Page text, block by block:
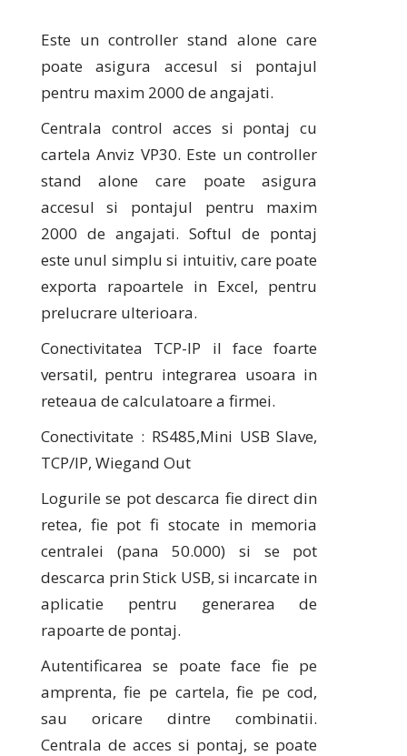
Este un controller stand alone care
poate asigura accesul si pontajul
pentru maxim 2000 de angajati.
Centrala control acces si pontaj cu
cartela Anviz VP30. Este un controller
stand alone care poate asigura
accesul si pontajul pentru maxim
2000 de angajati. Softul de pontaj
este unul simplu si intuitiv, care poate
exporta rapoartele in Excel, pentru
prelucrare ulterioara.
Conectivitatea TCP-IP il face foarte
versatil, pentru integrarea usoara in
reteaua de calculatoare a firmei.
Conectivitate : RS485,Mini USB Slave,
TCP/IP, Wiegand Out
Logurile se pot descarca fie direct din
retea, fie pot fi stocate in memoria
centralei (pana 50.000) si se pot
descarca prin Stick USB, si incarcate in
aplicatie pentru generarea de
rapoarte de pontaj.
Autentificarea se poate face fie pe
amprenta, fie pe cartela, fie pe cod,
sau oricare dintre combinatii.
Centrala de acces si pontaj, se poate